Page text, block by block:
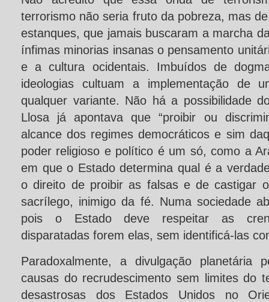
terrorismo não seria fruto da pobreza, mas
estanques, que jamais buscaram a marcha
ínfimas minorias insanas o pensamento
e a cultura ocidentais. Imbuídos de
ideologias cultuam a implementação de
qualquer variante. Não há a possibilidade
Llosa já apontava que “proibir ou
alcance dos regimes democráticos e sim
poder religioso e político é um só, como a
em que o Estado determina qual é a
o direito de proibir as falsas e de castigar
sacrílego, inimigo da fé. Numa sociedade
pois o Estado deve respeitar as
disparatadas forem elas, sem identificá-las
Paradoxalmente, a divulgação planetária
causas do recrudescimento sem limites do
desastrosas dos Estados Unidos no